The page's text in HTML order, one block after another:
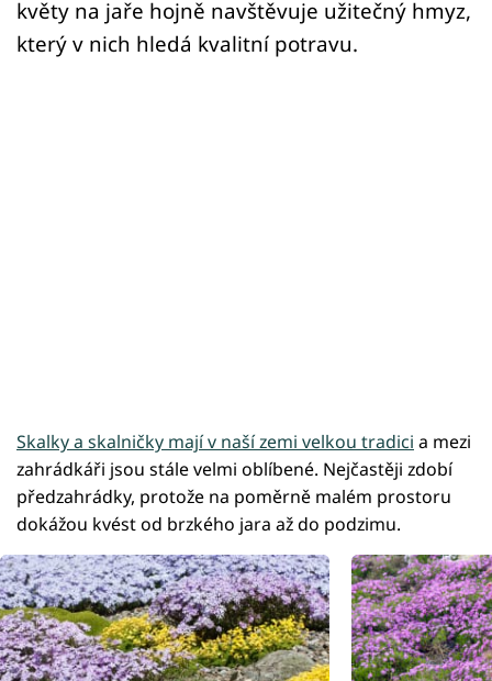
květy na jaře hojně navštěvuje užitečný hmyz,
který v nich hledá kvalitní potravu.
Skalky a skalničky mají v naší zemi velkou tradici a mezi
zahrádkáři jsou stále velmi oblíbené. Nejčastěji zdobí
předzahrádky, protože na poměrně malém prostoru
dokážou kvést od brzkého jara až do podzimu.